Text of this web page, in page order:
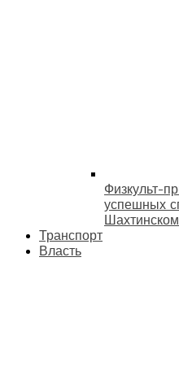
Физкульт-
успешных
Транспорт
Власть